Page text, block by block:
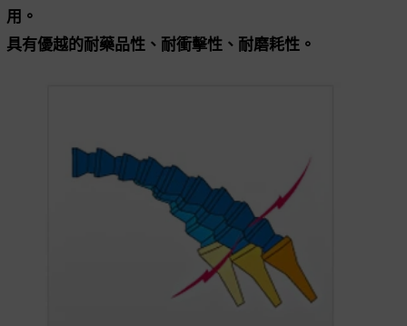
用。
具有優越的耐藥品性、耐衝擊性、耐磨耗性。